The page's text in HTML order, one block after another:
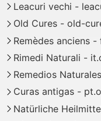
Leacuri vechi -
Old Cures - old-
Remèdes anciens
Rimedi Naturali -
Remedios
Curas antigas -
Natürliche